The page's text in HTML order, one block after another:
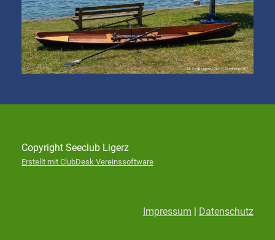
Copyright Seeclub Ligerz
Erstellt mit ClubDesk Vereinssoftware
Impressum | Datenschutz